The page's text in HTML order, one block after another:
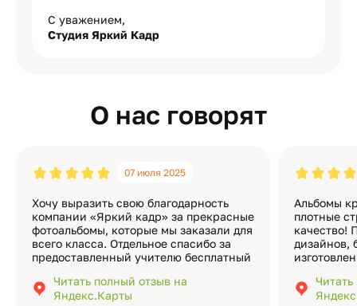
С уважением,
Студия Яркий Кадр
О нас говорят
07 июля 2025
Хочу выразить свою благодарность
компании «Яркий кадр» за прекрасные
фотоальбомы, которые мы заказали для
всего класса. Отдельное спасибо за
предоставленный учителю бесплатный
подчёркивает значимость события.
Качество альбомов на высшем уровне:
Читать полный отзыв на
Яндекс.Карты
Альбомы
плотные
качество!
дизайнов,
добавить